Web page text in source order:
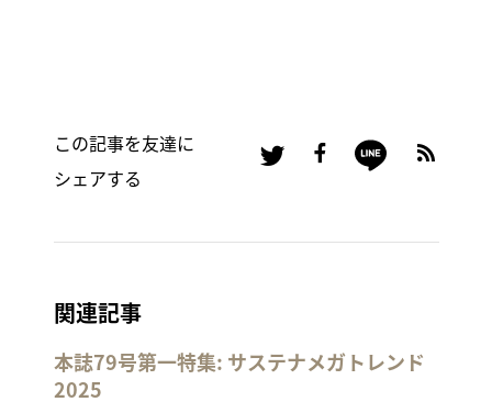
この記事を友達に
シェアする
関連記事
本誌79号第一特集: サステナメガトレンド
2025